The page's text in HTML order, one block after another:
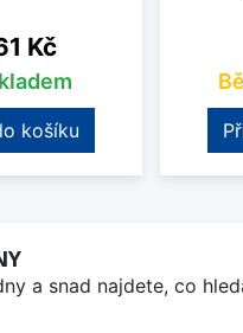
Kč
košíku
a snad najdete, co